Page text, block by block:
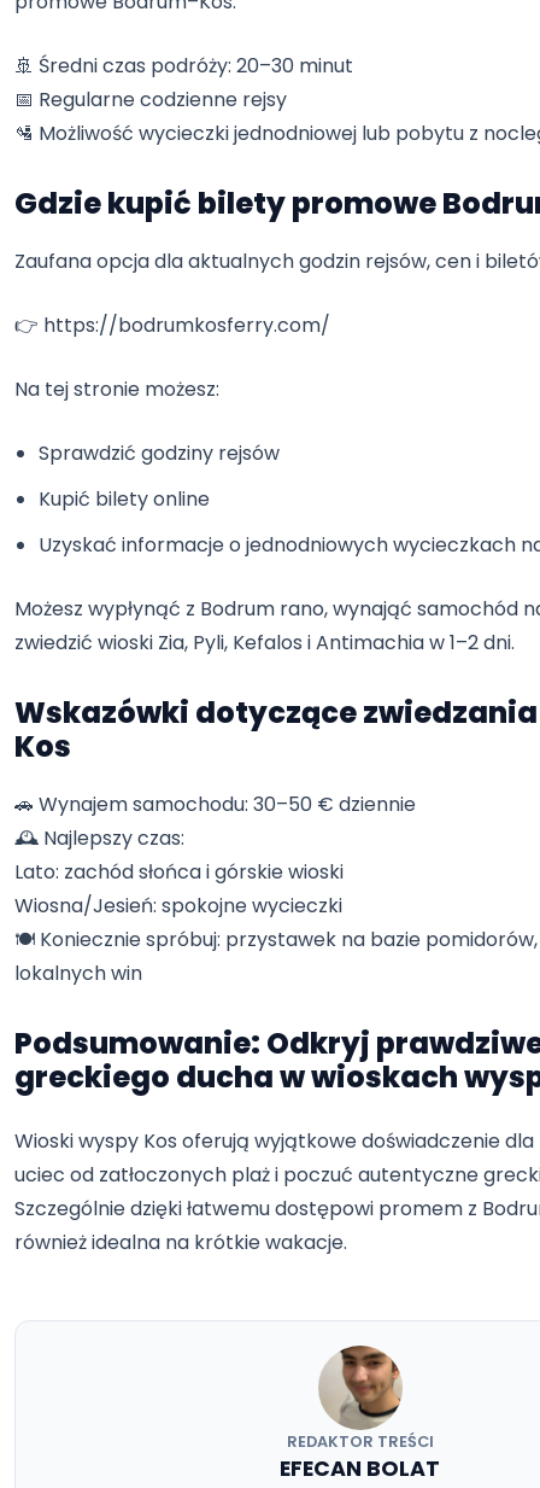
🚢 Średni czas podróży: 20–30 minut
📅 Regularne codzienne rejsy
🛂 Możliwość wycieczki jednodniowej lub pobytu z
Gdzie kupić bilety promowe
Zaufana opcja dla aktualnych godzin rejsów, cen i
👉 https://bodrumkosferry.com/
Na tej stronie możesz:
Sprawdzić godziny rejsów
Kupić bilety online
Uzyskać informacje o jednodniowych wycieczkach
Możesz wypłynąć z Bodrum rano, wynająć samochód
zwiedzić wioski Zia, Pyli, Kefalos i Antimachia w 1–2 dni.
Wskazówki dotyczące
Kos
🚗 Wynajem samochodu: 30–50 € dziennie
🕰️ Najlepszy czas:
Lato: zachód słońca i górskie wioski
Wiosna/Jesień: spokojne wycieczki
🍽️ Koniecznie spróbuj: przystawek na bazie
lokalnych win
Podsumowanie: Odkryj
greckiego ducha w wioskach
Wioski wyspy Kos oferują wyjątkowe doświadczenie
uciec od zatłoczonych plaż i poczuć autentyczne
Szczególnie dzięki łatwemu dostępowi promem z
również idealna na krótkie wakacje.
REDAKTOR TREŚCI
EFECAN BOLAT